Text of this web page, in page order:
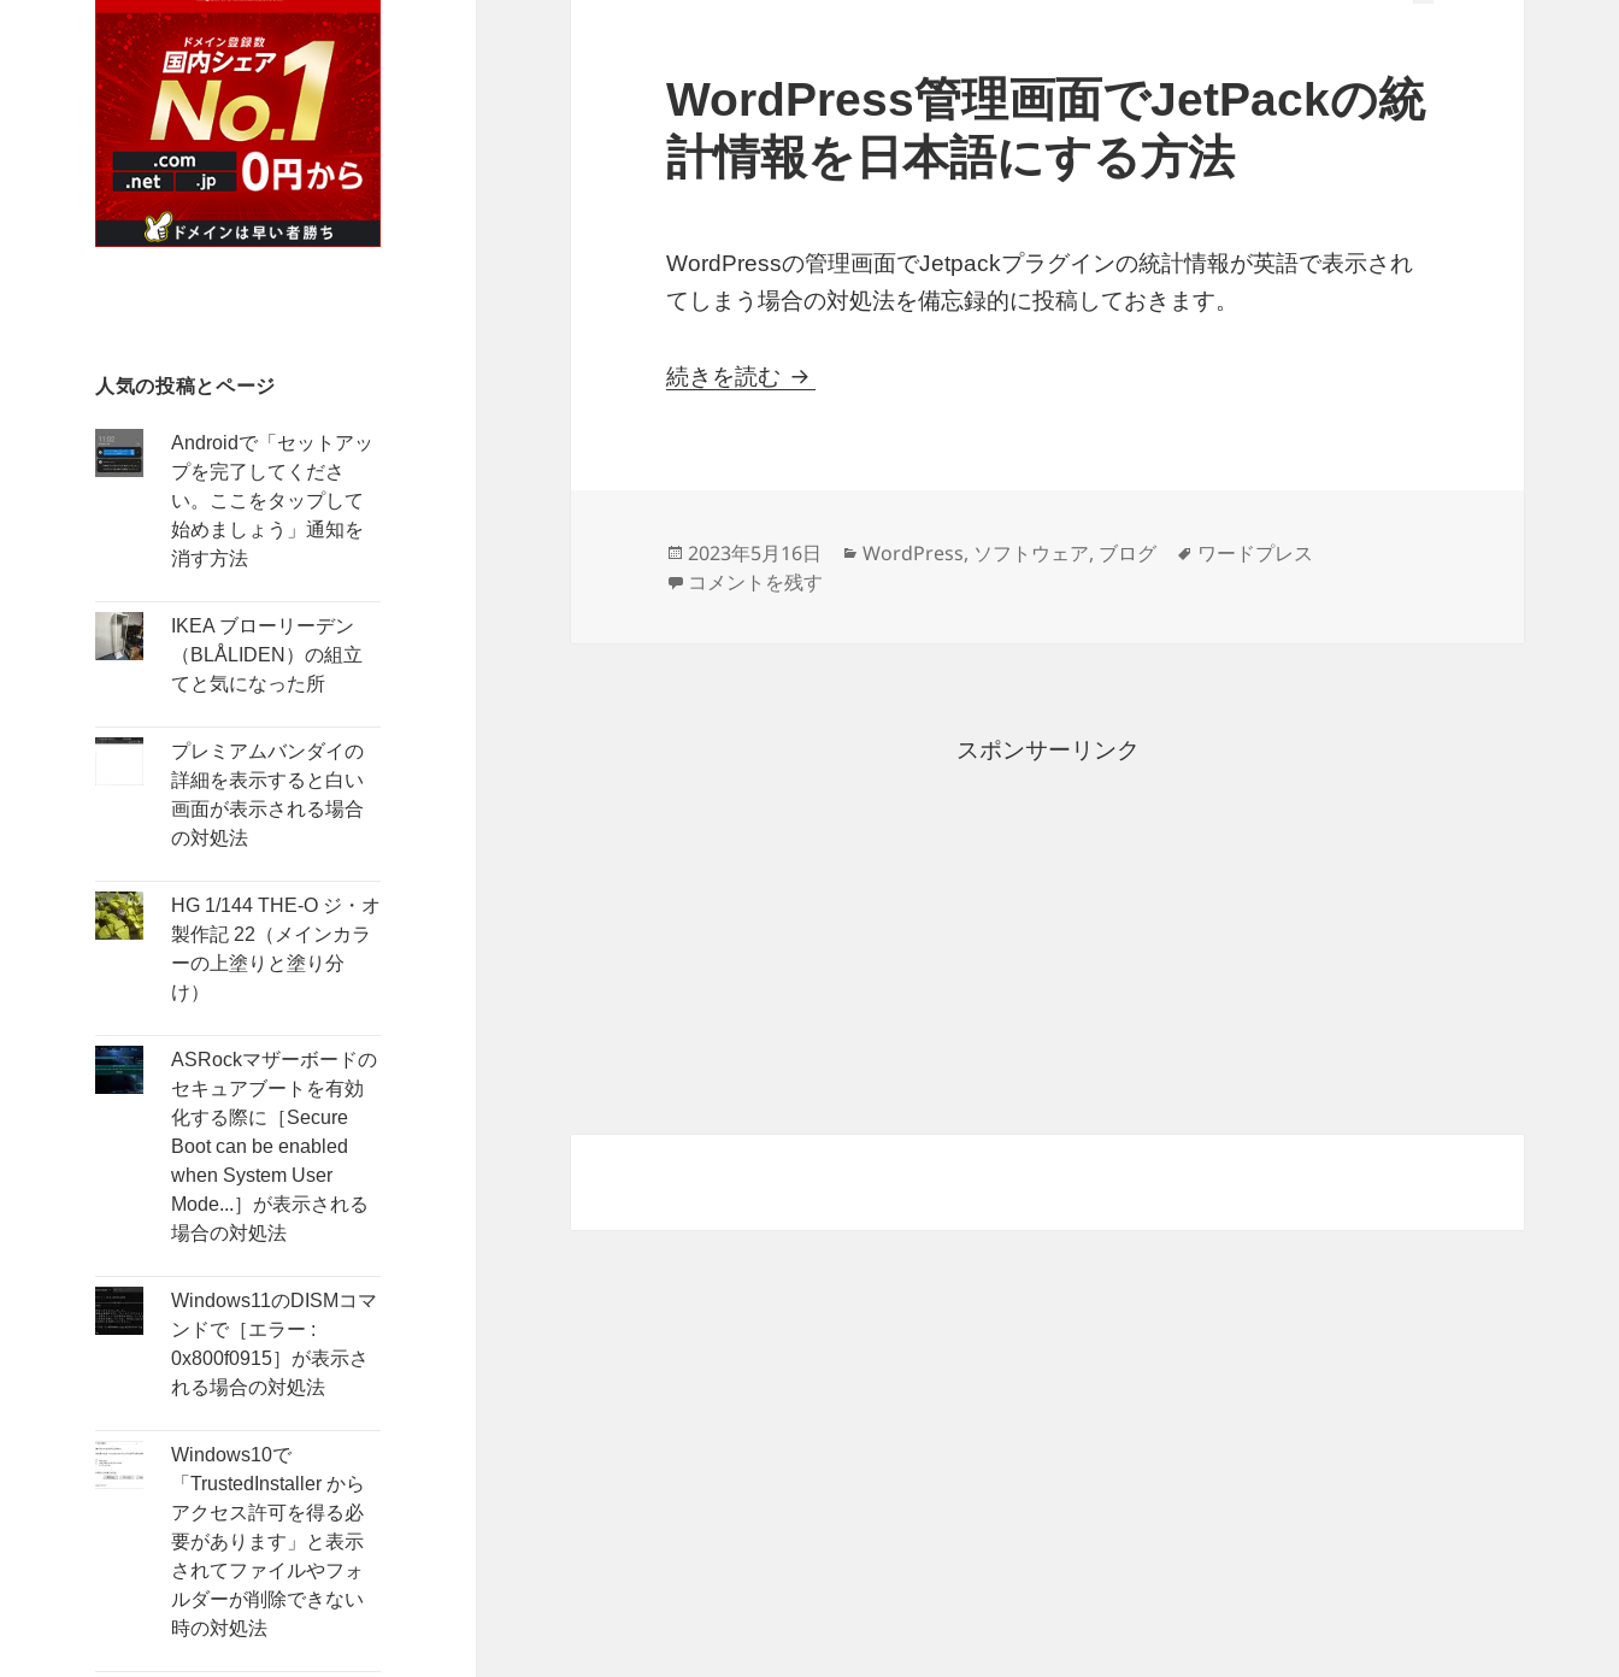
人気の投稿とページ
Androidで「セットアッ
プを完了してくださ
い。ここをタップして
始めましょう」通知を
消す方法
IKEA ブローリーデン
（BLÅLIDEN）の組立
てと気になった所
プレミアムバンダイの
詳細を表示すると白い
画面が表示される場合
の対処法
HG 1/144 THE-O ジ・オ
製作記 22（メインカラ
ーの上塗りと塗り分
け）
ASRockマザーボードの
セキュアブートを有効
化する際に［Secure
Boot can be enabled
when System User
Mode...］が表示される
場合の対処法
Windows11のDISMコマ
ンドで［エラー :
0x800f0915］が表示さ
れる場合の対処法
Windows10で
「TrustedInstaller から
アクセス許可を得る必
要があります」と表示
されてファイルやフォ
ルダーが削除できない
時の対処法
WordPress管理画面でJetPackの統
計情報を日本語にする方法
WordPressの管理画面でJetpackプラグインの統計情報が英語で表示され
てしまう場合の対処法を備忘録的に投稿しておきます。
続きを読む WordPress管理画面でJetPackの統計情報を日本語にする方法
投
稿
2023年5月16日
カ
WordPress, ソフトウェア, ブログ
タ
ワードプレス
WordPress管理画面でJetPackの統計情報を日本語にする方法 に
コメントを残す
スポンサーリンク